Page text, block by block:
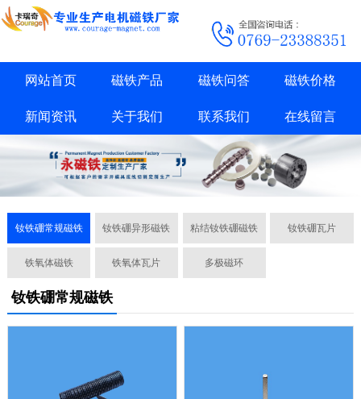
网站首页 磁铁产品 磁铁问答 磁铁价格
新闻资讯 关于我们 联系我们 在线留言
钕铁硼常规磁铁 钕铁硼异形磁铁 粘结钕铁硼磁铁 钕铁硼瓦片
铁氧体磁铁 铁氧体瓦片 多极磁环
钕铁硼常规磁铁